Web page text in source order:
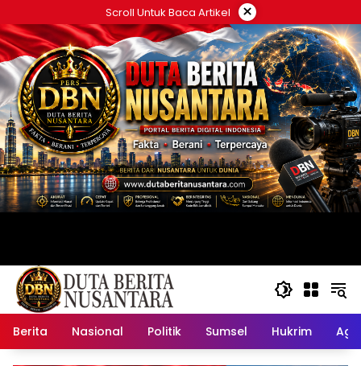
ke
konten
Scroll Untuk Baca Artikel ×
Berita Nasional Politik Sumsel Hukrim